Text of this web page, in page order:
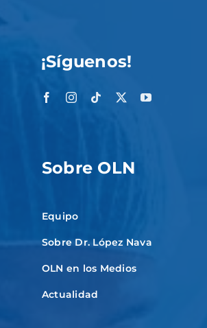
¡Síguenos!
Sobre OLN
Equipo
Sobre Dr. López Nava
OLN en los Medios
Actualidad